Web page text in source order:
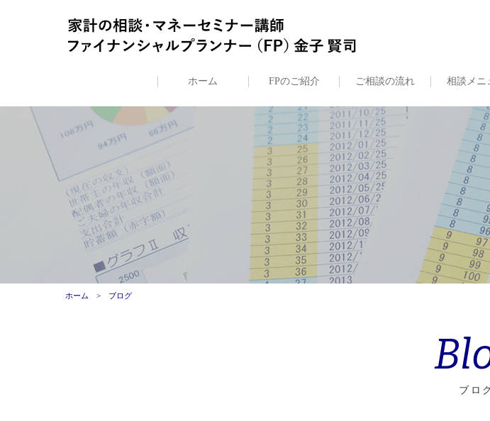
ホーム FPのご紹介 ご相談の流れ 相談メニ
ホーム ブログ
ブロ